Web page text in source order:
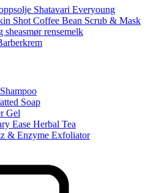
Shatavari Everyoung
Shot Coffee Bean Scrub & Mask
sheasmør rensemelk
Soap
Gel
Ease Herbal Tea
& Enzyme Exfoliator